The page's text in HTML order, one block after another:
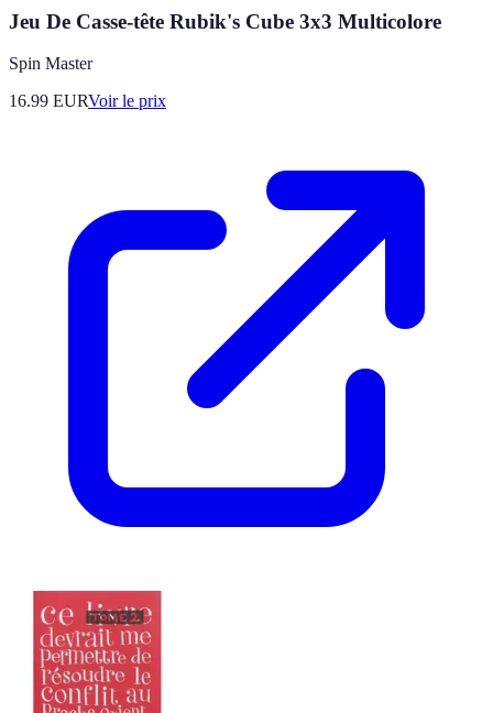
Jeu De Casse-tête Rubik's Cube 3x3 Multicolore
Spin Master
16.99 EURVoir le prix